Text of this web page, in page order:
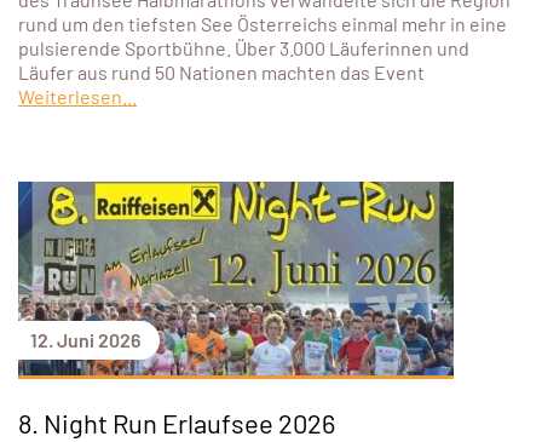
rund um den tiefsten See Österreichs einmal mehr in eine
pulsierende Sportbühne. Über 3.000 Läuferinnen und
Läufer aus rund 50 Nationen machten das Event
Weiterlesen...
12. Juni 2026
8. Night Run Erlaufsee 2026